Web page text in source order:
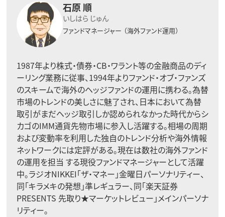
石原 順
いしはら じゅん
ファンドマネージャー （海外ファンド運用）
1987年より株式・債券・CB・ワラント等の金融商品のディ
ーリング業務に従事、1994年よりファンド・オブ・ファンズ
のスキームで海外のヘッジファンドの運用に携わる。為替
市場のトレンドの美しさに魅了され、日本において為替
取引がまだヘッジ取引しか認められなかった時代からシ
カゴのIMM通貨先物市場に参入し活躍する。相場の周期
および変動率を利用した独自のトレンド分析や海外情報
ネットワークには定評がある。現在は数社の海外ファンド
の運用を担当 する現役ファンドマネージャーとして活躍
中。ラジオNIKKEI「ザ・マネー」金曜日パーソナリティー、
同「キラメキの発想」準レギュラー、同「楽天証券
PRESENTS 先取り★マーケットレビュー」メインパーソナ
リティー。